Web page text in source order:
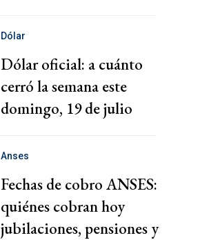
Dólar
Dólar oficial: a cuánto
cerró la semana este
domingo, 19 de julio
Anses
Fechas de cobro ANSES:
quiénes cobran hoy
jubilaciones, pensiones y